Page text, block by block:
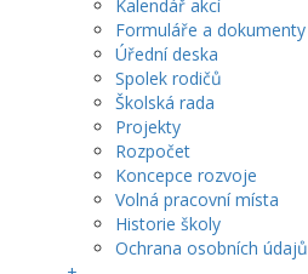
Kalendář akcí
Formuláře a dokumenty
Úřední deska
Spolek rodičů
Školská rada
Projekty
Rozpočet
Koncepce rozvoje
Volná pracovní místa
Historie školy
Ochrana osobních údajů